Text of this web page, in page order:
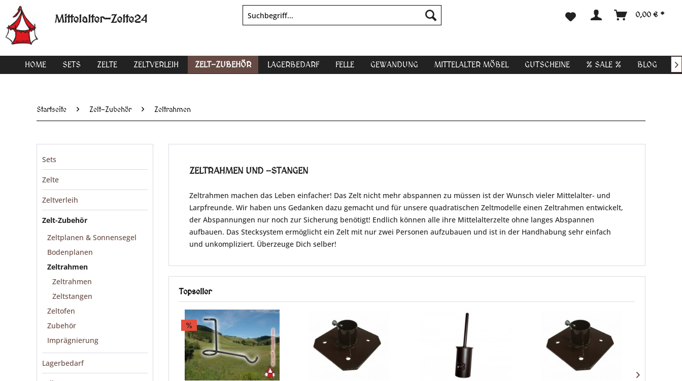
Mittelalter-Zelte24 0,00 € *
HOME SETS ZELTE ZELTVERLEIH ZELT-ZUBEHÖR LAGERBEDARF FELLE GEWANDUNG MITTELALTER MÖBEL GUTSCHEINE % SALE % BLOG 
Startseite Zelt-Zubehör Zeltrahmen
Sets
Zelte
Zeltverleih
Zelt-Zubehör
Zeltplanen & Sonnensegel
Bodenplanen
Zeltrahmen
Zeltrahmen
Zeltstangen
Zeltofen
Zubehör
Imprägnierung
Lagerbedarf
ZELTRAHMEN UND -STANGEN
Zeltrahmen machen das Leben einfacher! Das Zelt nicht mehr abspannen zu müssen ist der Wunsch vieler Mittelalter- und
Larpfreunde. Wir haben uns Gedanken dazu gemacht und für unsere quadratischen Zeltmodelle einen Zeltrahmen entwickelt,
der Abspannungen nur noch zur Sicherung benötigt! Endlich können alle ihre Mittelalterzelte ohne langes Abspannen
aufbauen. Das Stecksystem ermöglicht ein Zelt mit nur zwei Personen aufzubauen und ist in der Handhabung sehr einfach
und unkompliziert. Überzeuge Dich selber!
Topseller